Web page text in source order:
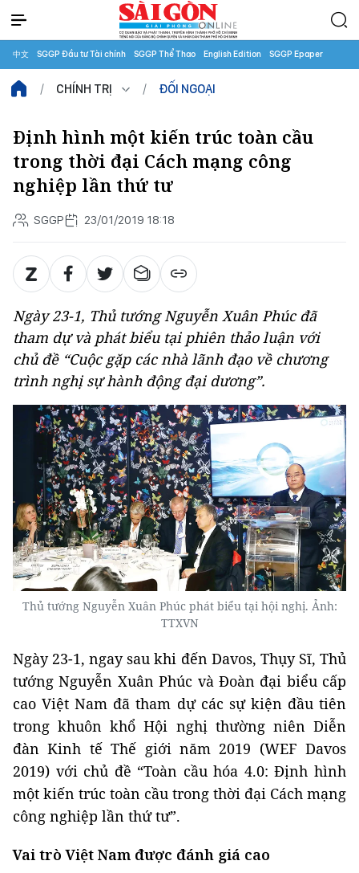
中文 SGGP Đầu tư Tài chính SGGP Thể Thao English Edition SGGP Epaper
CHÍNH TRỊ ĐỐI NGOẠI
Định hình một kiến trúc toàn cầu
trong thời đại Cách mạng công
nghiệp lần thứ tư
SGGP 23/01/2019 18:18
Ngày 23-1, Thủ tướng Nguyễn Xuân Phúc đã
tham dự và phát biểu tại phiên thảo luận với
chủ đề “Cuộc gặp các nhà lãnh đạo về chương
trình nghị sự hành động đại dương”.
Thủ tướng Nguyễn Xuân Phúc phát biểu tại hội nghị. Ảnh:
TTXVN
Ngày 23-1, ngay sau khi đến Davos, Thụy Sĩ, Thủ
tướng Nguyễn Xuân Phúc và Đoàn đại biểu cấp
cao Việt Nam đã tham dự các sự kiện đầu tiên
trong khuôn khổ Hội nghị thường niên Diễn
đàn Kinh tế Thế giới năm 2019 (WEF Davos
2019) với chủ đề “Toàn cầu hóa 4.0: Định hình
một kiến trúc toàn cầu trong thời đại Cách mạng
công nghiệp lần thứ tư”.
Vai trò Việt Nam được đánh giá cao